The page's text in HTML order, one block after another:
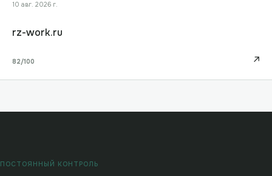
10 авг. 2026 г.
rz-work.ru
82/100 ↗
ПОСТОЯННЫЙ КОНТРОЛЬ